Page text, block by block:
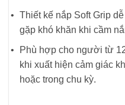
Thiết kế nắp Soft Grip
gặp khó khăn khi cầm
Phù hợp cho người từ
khi xuất hiện cảm giác
hoặc trong chu kỳ.